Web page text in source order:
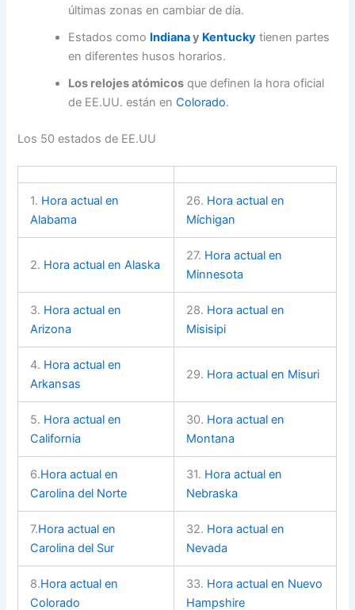
últimas zonas en cambiar de día.
Estados como Indianay Kentucky tienen partes
en diferentes husos horarios.
Los relojes atómicos que definen la hora oficial
de EE.UU. están enColorado.
Los 50 estados de EE.UU
1. Hora actual en
Alabama
26. Hora actual en
Míchigan
2. Hora actual en Alaska
27. Hora actual en
Minnesota
3. Hora actual en
Arizona
28. Hora actual en
Misisipi
4. Hora actual en
Arkansas
29. Hora actual en Misuri
5. Hora actual en
California
30. Hora actual en
Montana
6.Hora actual en
Carolina del Norte
31. Hora actual en
Nebraska
7.Hora actual en
Carolina del Sur
32. Hora actual en
Nevada
8.Hora actual en
Colorado
33. Hora actual en Nuevo
Hampshire